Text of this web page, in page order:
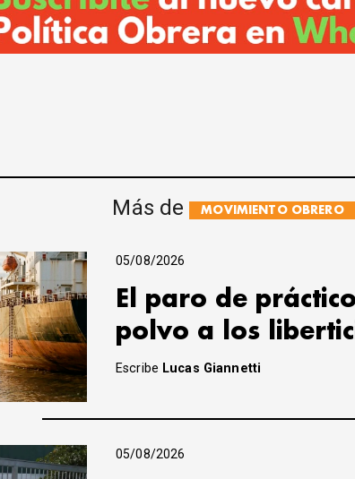
Más de MOVIMIENTO OBRERO
05/08/2026
El paro de
polvo a los
Escribe Lucas Giannetti
05/08/2026